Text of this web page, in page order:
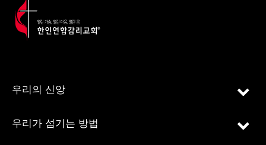
우리의 신앙
우리가 섬기는 방법